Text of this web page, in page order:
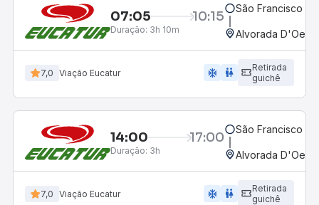
07:05 10:15
Duração: 3h 10m
São Francisco
Alvorada
7,0 Viação Eucatur ac_unit wc
Retirada
guichê
14:00 17:00
Duração: 3h
São Francisco
Alvorada
7,0 Viação Eucatur ac_unit wc
Retirada
guichê